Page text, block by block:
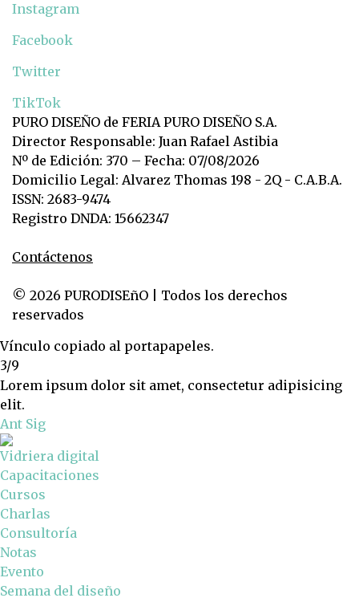
Instagram
Facebook
Twitter
TikTok
PURO DISEÑO de FERIA PURO DISEÑO S.A.
Director Responsable: Juan Rafael Astibia
Nº de Edición: 370 – Fecha: 07/08/2026
Domicilio Legal: Alvarez Thomas 198 - 2Q - C.A.B.A.
ISSN: 2683-9474
Registro DNDA: 15662347
Contáctenos
© 2026 PURODISEñO | Todos los derechos
reservados
Vínculo copiado al portapapeles.
3/9
Lorem ipsum dolor sit amet, consectetur adipisicing
elit.
Ant Sig
Vidriera digital
Capacitaciones
Cursos
Charlas
Consultoría
Notas
Evento
Semana del diseño